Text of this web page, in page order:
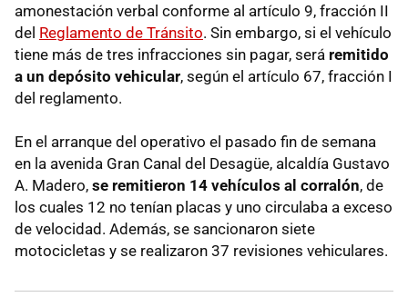
amonestación verbal conforme al artículo 9, fracción II
del Reglamento de Tránsito. Sin embargo, si el vehículo
tiene más de tres infracciones sin pagar, será remitido
a un depósito vehicular, según el artículo 67, fracción I
del reglamento.
En el arranque del operativo el pasado fin de semana
en la avenida Gran Canal del Desagüe, alcaldía Gustavo
A. Madero, se remitieron 14 vehículos al corralón, de
los cuales 12 no tenían placas y uno circulaba a exceso
de velocidad. Además, se sancionaron siete
motocicletas y se realizaron 37 revisiones vehiculares.